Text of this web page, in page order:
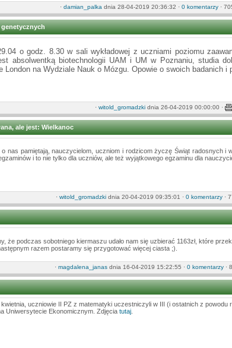
· damian_palka dnia 28-04-2019 20:36:32 · 0 komentarzy ·
o godz. 8.30 w sali wykładowej z uczniami poziomu
absolwentką biotechnologii UAM i UM w Poznaniu, studia
London na Wydziale Nauk o Mózgu. Opowie o swoich badanich
· witold_gromadzkidnia 26-04-2019 00:00:00 ·
ale jest: Wielkanoc
nas pamiętają, nauczycielom, uczniom i rodzicom życzę Świąt radosnych i
i to nie tylko dla uczniów, ale też wyjątkowego egzaminu dla
· witold_gromadzki dnia 20-04-2019 09:35:01 · 0 komentarzy ·
że podczas sobotniego kiermaszu udało nam się uzbierać 1163zł, które
razem postaramy się przygotować więcej ciasta ;).
· magdalena_janas dnia 16-04-2019 15:22:55 · 0 komentarzy ·
uczniowie II PZ z matematyki uczestniczyli w III (i ostatnich z
Uniwersytecie Ekonomicznym. Zdjęcia tutaj